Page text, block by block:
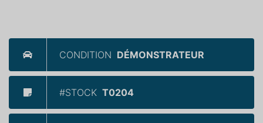
CONDITION DÉMONSTRATEUR
#STOCK T0204